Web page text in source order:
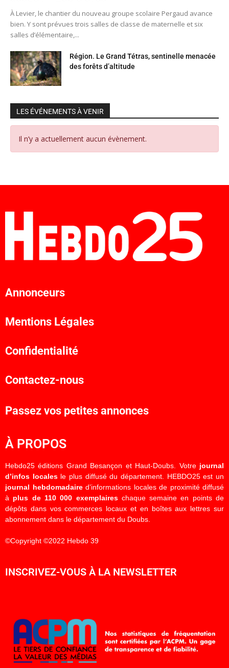
À Levier, le chantier du nouveau groupe scolaire Pergaud avance
bien. Y sont prévues trois salles de classe de maternelle et six
salles d’élémentaire,...
Région. Le Grand Tétras, sentinelle menacée
des forêts d’altitude
LES ÉVÉNEMENTS À VENIR
Il n’y a actuellement aucun évènement.
Annonceurs
Mentions Légales
Confidentialité
Contactez-nous
Passez vos petites annonces
À PROPOS
Hebdo25 éditions Grand Besançon et Haut-Doubs. Votre journal
d’infos localesle plus diffusé du département. HEBDO25 est un
journal hebdomadaired’informations locales de proximité diffusé
à plus de 110 000 exemplaireschaque semaine en points de
dépôts dans vos commerces locaux et en boîtes aux lettres sur
abonnement dans le département du Doubs.
©Copyright ©2022 Hebdo 39
INSCRIVEZ-VOUS À LA NEWSLETTER